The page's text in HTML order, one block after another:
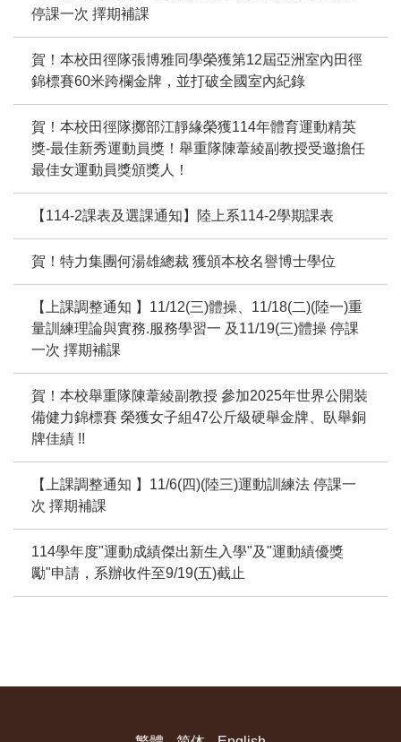
停課一次 擇期補課
賀！本校田徑隊張博雅同學榮獲第12屆亞洲室內田徑
錦標賽60米跨欄金牌，並打破全國室內紀錄
賀！本校田徑隊擲部江靜緣榮獲114年體育運動精英
獎-最佳新秀運動員獎！舉重隊陳葦綾副教授受邀擔任
最佳女運動員獎頒獎人！
【114-2課表及選課通知】陸上系114-2學期課表
賀！特力集團何湯雄總裁 獲頒本校名譽博士學位
【上課調整通知 】11/12(三)體操、11/18(二)(陸一)重
量訓練理論與實務.服務學習一 及11/19(三)體操 停課
一次 擇期補課
賀！本校舉重隊陳葦綾副教授 參加2025年世界公開裝
備健力錦標賽 榮獲女子組47公斤級硬舉金牌、臥舉銅
牌佳績 !!
【上課調整通知 】11/6(四)(陸三)運動訓練法 停課一
次 擇期補課
114學年度"運動成績傑出新生入學"及"運動績優獎
勵"申請，系辦收件至9/19(五)截止